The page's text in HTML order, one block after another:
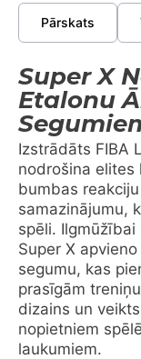
Pārskats
Super X
Etalonu
Izstrādāts FIBA
nodrošina elites
bumbas
samazinājumu,
spēli.
Super X
segumu, kas
prasīgām
dizains un
nopietniem
laukumiem.